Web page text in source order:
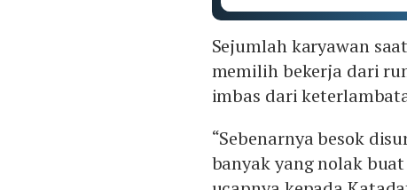
Sejumlah karyawan
memilih bekerja dari
imbas dari
“Sebenarnya besok
banyak yang nolak